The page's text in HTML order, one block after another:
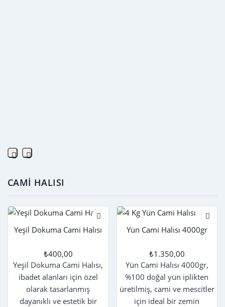
avantajlarıyla da kullanıcı
CAMİ HALISI
Yeşil Dokuma Cami Halısı
₺400,00
Yeşil Dokuma Cami Halısı,
ibadet alanları için özel
olarak tasarlanmış
dayanıklı ve estetik bir
Yün Cami Halısı 4000gr
₺1.350,00
Yün Cami Halısı 4000gr,
%100 doğal yün iplikten
üretilmiş, cami ve mescitler
için ideal bir zemin